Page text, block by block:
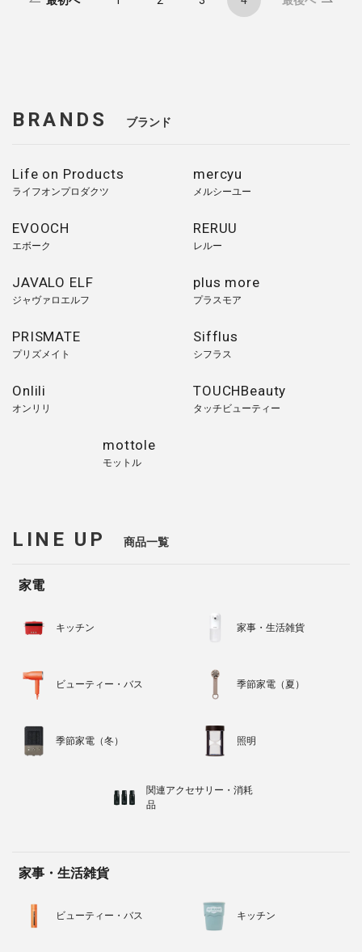
BRANDS ブランド
Life on Products
ライフオンプロダクツ
mercyu
メルシーユー
EVOOCH
エボーク
RERUU
レルー
JAVALO ELF
ジャヴァロエルフ
plus more
プラスモア
PRISMATE
プリズメイト
Sifflus
シフラス
Onlili
オンリリ
TOUCHBeauty
タッチビューティー
mottole
モットル
LINE UP 商品一覧
家電
キッチン 家事・生活雑貨
ビューティー・バス 季節家電（夏）
季節家電（冬） 照明
関連アクセサリー・消耗
品
家事・生活雑貨
ビューティー・バス キッチン